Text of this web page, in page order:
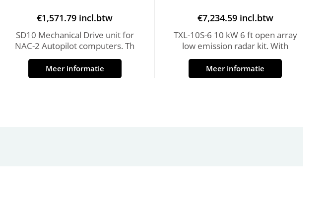
€1,571.79 incl.btw
SD10 Mechanical Drive unit for
NAC-2 Autopilot computers. Th
Meer informatie
€7,234.59 incl.btw
TXL-10S-6 10 kW 6 ft open array
low emission radar kit. With
Meer informatie